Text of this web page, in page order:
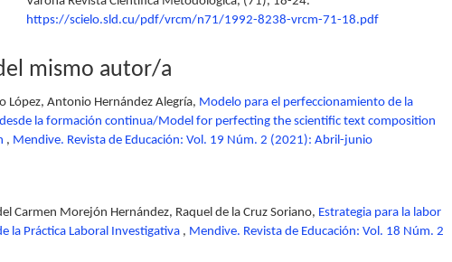
https://scielo.sld.cu/pdf/vrcm/n71/1992-8238-vrcm-71-18.pdf
mismo autor/a
López, Antonio Hernández Alegría, Modelo para el perfeccionamiento de la
la formación continua/Model for perfecting the scientific text composition
, Mendive. Revista de Educación: Vol. 19 Núm. 2 (2021): Abril-junio
Carmen Morejón Hernández, Raquel de la Cruz Soriano, Estrategia para la labor
la Práctica Laboral Investigativa , Mendive. Revista de Educación: Vol. 18 Núm. 2